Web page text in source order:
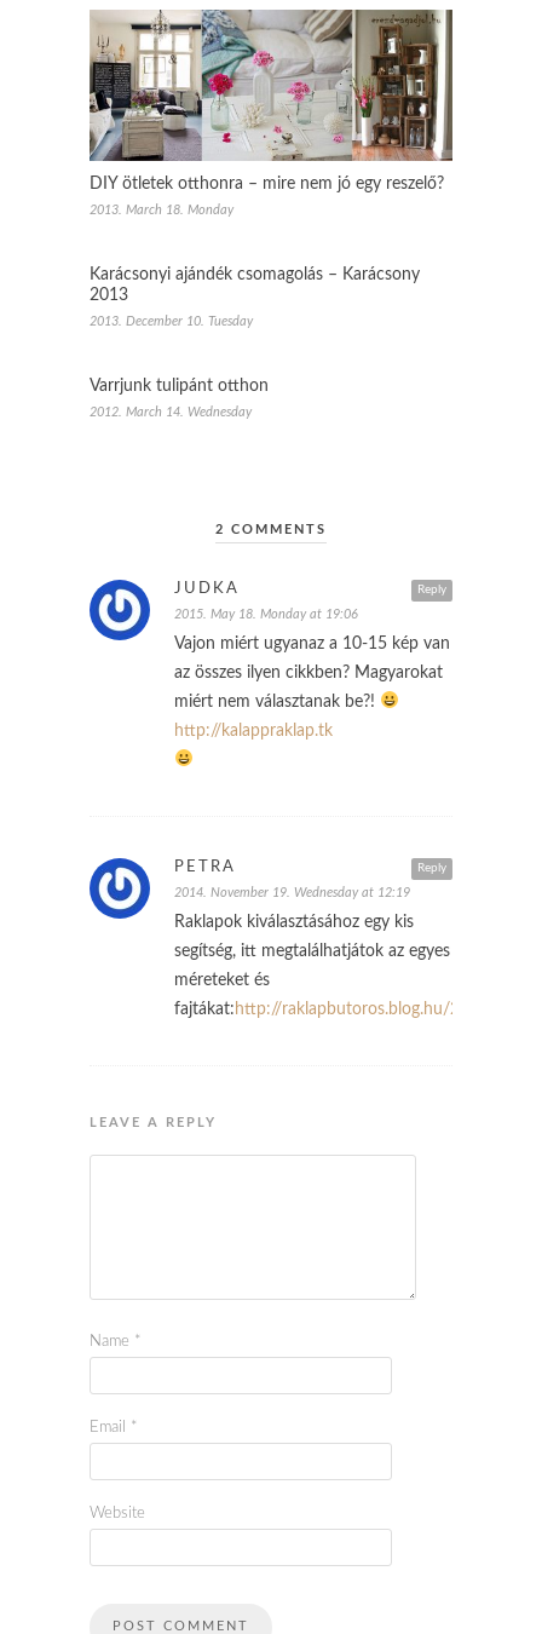
DIY ötletek otthonra – mire nem jó egy reszelő?
2013. March 18. Monday
Karácsonyi ajándék csomagolás – Karácsony
2013
2013. December 10. Tuesday
Varrjunk tulipánt otthon
2012. March 14. Wednesday
2 COMMENTS
Reply
JUDKA
2015. May 18. Monday at 19:06
Vajon miért ugyanaz a 10-15 kép van
az összes ilyen cikkben? Magyarokat
miért nem választanak be?!
http://kalappraklap.tk
Reply
PETRA
2014. November 19. Wednesday at 12:19
Raklapok kiválasztásához egy kis
segítség, itt megtalálhatjátok az egyes
méreteket és
fajtákat: http://raklapbutoros.blog.hu/2014/11/
LEAVE A REPLY
Name *
Email *
Website